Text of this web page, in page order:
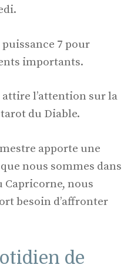
7 pour
importants.
l’attention sur la
du Diable.
apporte une
nous sommes dans
Capricorne, nous
besoin d’affronter
de